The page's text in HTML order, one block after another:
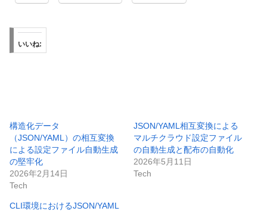
いいね:
構造化データ
（JSON/YAML）の相互変換
による設定ファイル自動生成
の堅牢化
2026年2月14日
Tech
JSON/YAML相互変換による
マルチクラウド設定ファイル
の自動生成と配布の自動化
2026年5月11日
Tech
CLI環境におけるJSON/YAML